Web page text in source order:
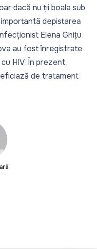
dacă nu ții boala sub
depistarea
Elena Ghițu.
au fost înregistrate
HIV. În prezent,
de tratament